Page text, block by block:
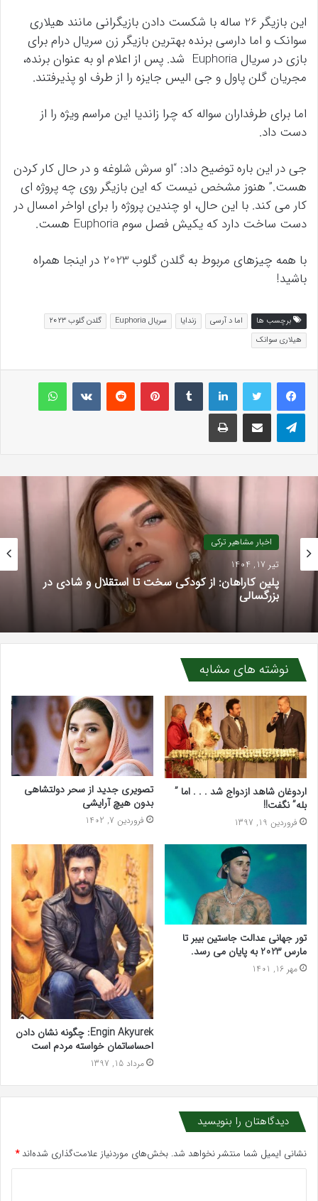
این بازیگر 26 ساله با شکست دادن بازیگرانی مانند هیلاری
سوانک و اما دارسی برنده بهترین بازیگر زن سریال درام برای
بازی در سریال Euphoria شد. پس از اعلام او به عنوان برنده،
مجریان گلن پاول و جی الیس جایزه را از طرف او پذیرفتند.
اما برای طرفداران سواله که چرا زاندیا این مراسم ویژه را از
دست داد.
جی در این باره توضیح داد: “او سرش شلوغه و در حال کار کردن
هست.” هنوز مشخص نیست که این بازیگر روی چه پروژه ای
کار می کند. با این حال، او چندین پروژه را برای اواخر امسال در
دست ساخت دارد که یکیش فصل سوم Euphoria هست.
با همه چیزهای مربوط به گلدن گلوب 2023 در اینجا همراه
باشید!
برچسب ها اما د آرسی زندایا سریال Euphoria
گلدن گلوب ۲۰۲۳
هیلاری سوانک
لینکداینتامبلر پینتریستReddit
VKontakteواتس آپ
تلگرام اشتراک گذاری با ایمیل چاپ
اخبار مشاهیر ترکی
تیر 17, 1404
پلین کاراهان: از کودکی سخت تا استقلال و شادی در
بزرگسالی
نوشته های مشابه
اردوغان شاهد ازدواج شد . . . اما ”
بله” نگفت!!
فروردین 19, 1397
تصویری جدید از سحر دولتشاهی
بدون هیچ آرایشی
فروردین 7, 1402
تور جهانی عدالت جاستین بیبر تا
مارس 2023 به پایان می رسد.
مهر 16, 1401
Engin Akyurek: چگونه نشان دادن
احساساتمان خواسته مردم است
مرداد 15, 1397
دیدگاهتان را بنویسید
نشانی ایمیل شما منتشر نخواهد شد. بخش‌های موردنیاز علامت‌گذاری شده‌اند*